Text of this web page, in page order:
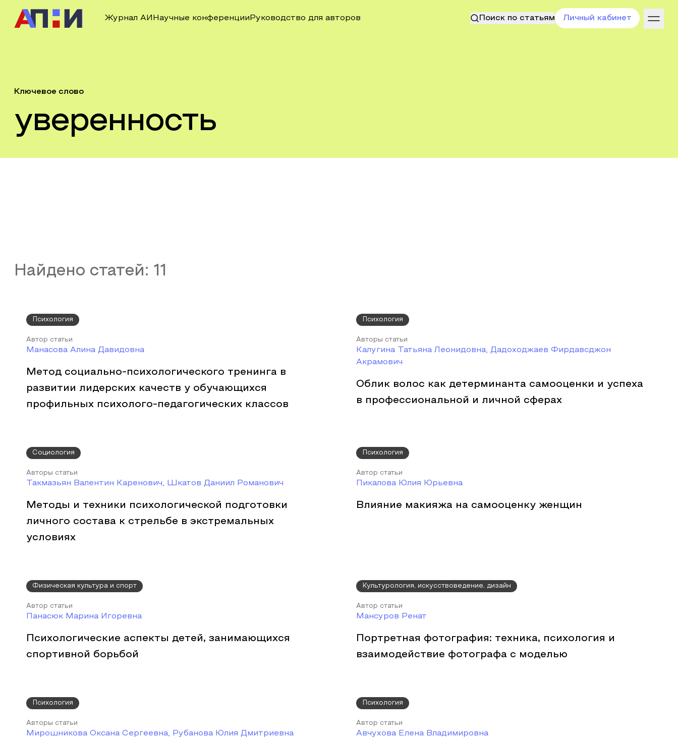
Журнал АИ Научные конференции Руководство для авторов Поиск по статьям Личный кабинет
Ключевое слово
уверенность
Найдено статей: 11
Психология
Автор статьи
Манасова Алина Давидовна
Метод социально-психологического тренинга в
развитии лидерских качеств у обучающихся
профильных психолого-педагогических классов
Психология
Авторы статьи
Калугина Татьяна Леонидовна, Дадоходжаев Фирдавсджон
Акрамович
Облик волос как детерминанта самооценки и успеха
в профессиональной и личной сферах
Социология
Авторы статьи
Такмазьян Валентин Каренович, Шкатов Даниил Романович
Методы и техники психологической подготовки
личного состава к стрельбе в экстремальных
условиях
Психология
Автор статьи
Пикалова Юлия Юрьевна
Влияние макияжа на самооценку женщин
Физическая культура и спорт
Автор статьи
Панасюк Марина Игоревна
Психологические аспекты детей, занимающихся
спортивной борьбой
Культурология, искусствоведение, дизайн
Автор статьи
Мансуров Ренат
Портретная фотография: техника, психология и
взаимодействие фотографа с моделью
Психология
Авторы статьи
Мирошникова Оксана Сергеевна, Рубанова Юлия Дмитриевна
Психология
Автор статьи
Авчухова Елена Владимировна